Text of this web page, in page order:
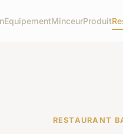
EquipementMinceurProduit
RESTAURANT